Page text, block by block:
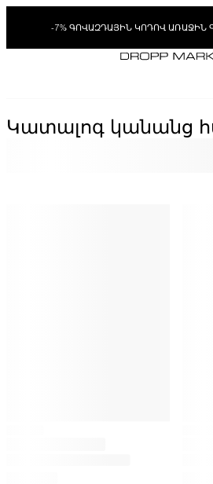
-7% ԳՈՎԱԶԴԱՅԻՆ ԿՈԴՈՎ ԱՌԱՋԻՆ
Կատալոգ կանանց